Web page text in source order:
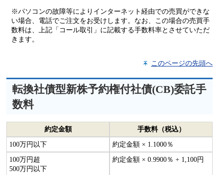
※パソコンの故障等によりインターネット経由での売買ができな
い場合、電話でご注文をお受けします。なお、この場合の売買手
数料は、上記「コール取引」に記載する手数料率とさせていただ
きます。
このページの先頭へ
転換社債型新株予約権付社債(CB)委託手
数料
約定金額
手数料（税込）
100万円以下
約定金額 × 1.1000％
100万円超
500万円以下
約定金額 × 0.9900％ + 1,100円